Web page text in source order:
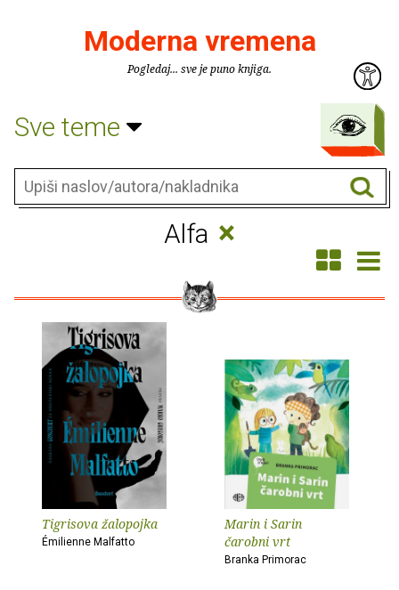
Moderna vremena
Pogledaj... sve je puno knjiga.
Sve teme
Alfa ×
Tigrisova žalopojka
Émilienne Malfatto
Marin i Sarin
čarobni vrt
Branka Primorac